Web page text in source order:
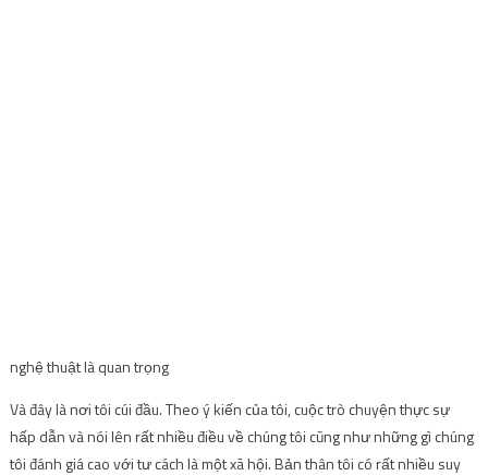
nghệ thuật là quan trọng
Và đây là nơi tôi cúi đầu. Theo ý kiến ​​​​của tôi, cuộc trò chuyện thực sự
hấp dẫn và nói lên rất nhiều điều về chúng tôi cũng như những gì chúng
tôi đánh giá cao với tư cách là một xã hội. Bản thân tôi có rất nhiều suy